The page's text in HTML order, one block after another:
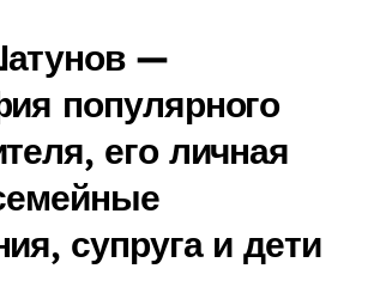
—
популярного
его личная
супруга и дети